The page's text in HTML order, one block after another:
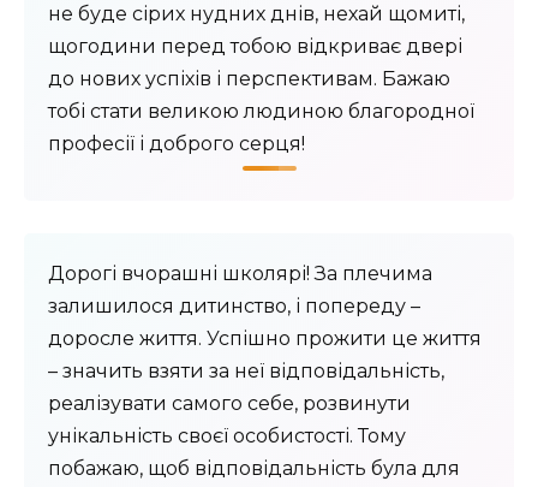
не буде сірих нудних днів, нехай щомиті,
щогодини перед тобою відкриває двері
до нових успіхів і перспективам. Бажаю
тобі стати великою людиною благородної
професії і доброго серця!
Дорогі вчорашні школярі! За плечима
залишилося дитинство, і попереду –
доросле життя. Успішно прожити це життя
– значить взяти за неї відповідальність,
реалізувати самого себе, розвинути
унікальність своєї особистості. Тому
побажаю, щоб відповідальність була для